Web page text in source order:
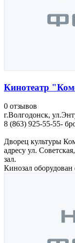
Кинотеатр
0 отзывов
г.Волгодонск,
8 (863) 925-55-55-
Дворец культуры
адресу ул.
зал.
Кинозал